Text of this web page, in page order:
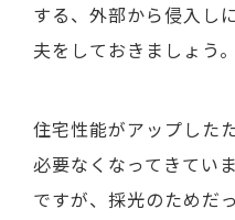
する、外部から侵入し
夫をしておきましょう。
住宅性能がアップした
必要なくなってきていま
ですが、採光のためだ